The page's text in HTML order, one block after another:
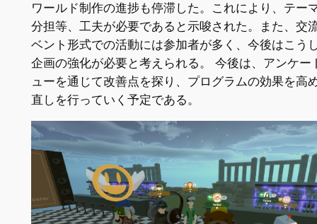
ワールド制作の進捗も停滞した。これにより、テー
分担等、工夫が必要であると示唆された。また、交
ベント形式での活動には参加者が多く、今後はこう
企画の強化が必要と考えられる。 今後は、アンケー
ューを通じて改善点を探り、プログラムの効果を高
直しを行っていく予定である。